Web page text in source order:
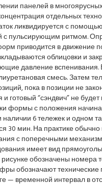
панелей в
отдельных
ликвидируется с
пульсирующим ритмом.
приводится в движение
облицовки и
давление
смесь. Затем
пока в позиции не
готовый “сэндвич” не
формы с положения
6 тележек и одном
30 мин. На практике
с поперечными
имеет вид
обозначены номера
обозначают технические
— временной интервал в